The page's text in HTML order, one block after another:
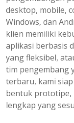
desktop, mobile,
Windows, dan
klien memiliki
aplikasi berbasis
yang fleksibel,
tim pengembang
terbaru, kami
bentuk prototipe,
lengkap yang